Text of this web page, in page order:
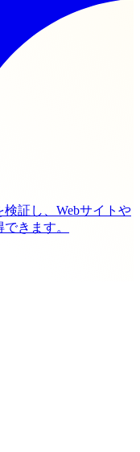
証し、Webサイトや
きます。